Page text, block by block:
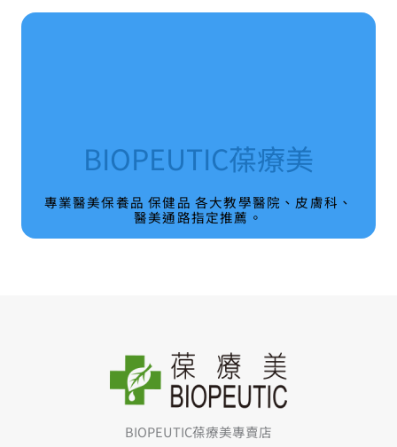
BIOPEUTIC葆療美
專業醫美保養品 保健品 各大教學醫院、皮膚科、
醫美通路指定推薦。
BIOPEUTIC葆療美專賣店